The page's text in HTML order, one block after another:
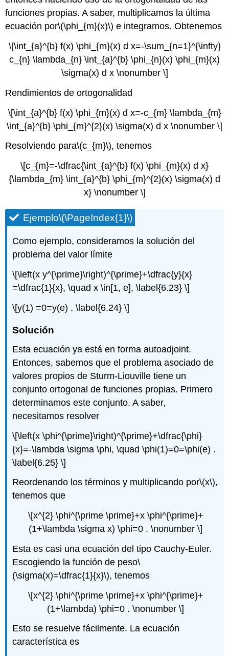
funciones propias. A saber, multiplicamos la última
ecuación por\(\phi_{m}(x)\) e integramos. Obtenemos
\[\int_{a}^{b} f(x) \phi_{m}(x) d x=-\sum_{n=1}^{\infty}
c_{n} \lambda_{n} \int_{a}^{b} \phi_{n}(x) \phi_{m}(x)
\sigma(x) d x \nonumber \]
Rendimientos de ortogonalidad
\[\int_{a}^{b} f(x) \phi_{m}(x) d x=-c_{m} \lambda_{m}
\int_{a}^{b} \phi_{m}^{2}(x) \sigma(x) d x \nonumber \]
Resolviendo para\(c_{m}\), tenemos
\[c_{m}=-\dfrac{\int_{a}^{b} f(x) \phi_{m}(x) d x}
{\lambda_{m} \int_{a}^{b} \phi_{m}^{2}(x) \sigma(x) d
x} \nonumber \]
Ejemplo\(\PageIndex{1}\)
Como ejemplo, consideramos la solución del
problema del valor límite
\[\left(x y^{\prime}\right)^{\prime}+\dfrac{y}{x}
=\dfrac{1}{x}, \quad x \in[1, e], \label{6.23} \]
\[y(1) =0=y(e) . \label{6.24} \]
Solución
Esta ecuación ya está en forma autoadjoint.
Entonces, sabemos que el problema asociado de
valores propios de Sturm-Liouville tiene un
conjunto ortogonal de funciones propias. Primero
determinamos este conjunto. A saber,
necesitamos resolver
\[\left(x \phi^{\prime}\right)^{\prime}+\dfrac{\phi}
{x}=-\lambda \sigma \phi, \quad \phi(1)=0=\phi(e) .
\label{6.25} \]
Reordenando los términos y multiplicando por\(x\),
tenemos que
\[x^{2} \phi^{\prime \prime}+x \phi^{\prime}+
(1+\lambda \sigma x) \phi=0 . \nonumber \]
Esta es casi una ecuación del tipo Cauchy-Euler.
Escogiendo la función de peso\
(\sigma(x)=\dfrac{1}{x}\), tenemos
\[x^{2} \phi^{\prime \prime}+x \phi^{\prime}+
(1+\lambda) \phi=0 . \nonumber \]
Esto se resuelve fácilmente. La ecuación
característica es